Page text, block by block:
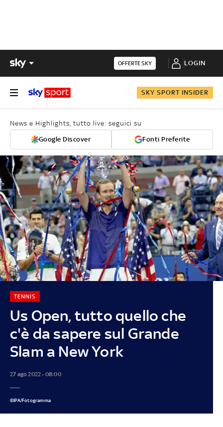
OFFERTE SKY LOGIN
SKY SPORT INSIDER
News e Highlights, tutto live: seguici su
Google Discover Fonti Preferite
Us Open, tutto quello che
c'è da sapere sul Grande
Slam a New York
TENNIS
27 ago 2022 - 08:00
©IPA/Fotogramma